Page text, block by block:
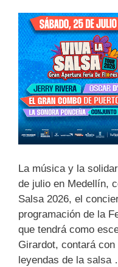
La música y la
de julio en Medellín,
Salsa 2026, el
programación de la
que tendrá como
Girardot, contará
leyendas de la salsa